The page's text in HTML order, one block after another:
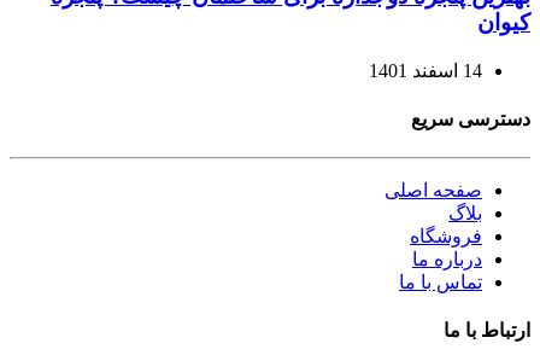
کیوان
14 اسفند 1401
دسترسی سریع
صفحه اصلی
بلاگ
فروشگاه
درباره ما
تماس با ما
ارتباط با ما